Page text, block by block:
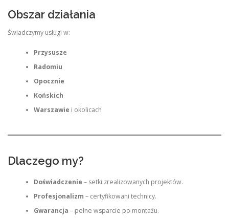
Obszar działania
Świadczymy usługi w:
Przysusze
Radomiu
Opocznie
Końskich
Warszawie i okolicach
Dlaczego my?
Doświadczenie – setki zrealizowanych projektów.
Profesjonalizm – certyfikowani technicy.
Gwarancja – pełne wsparcie po montażu.